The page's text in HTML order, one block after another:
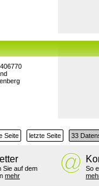
Seite letzte Seite 33
Sie auf dem
mehr
So